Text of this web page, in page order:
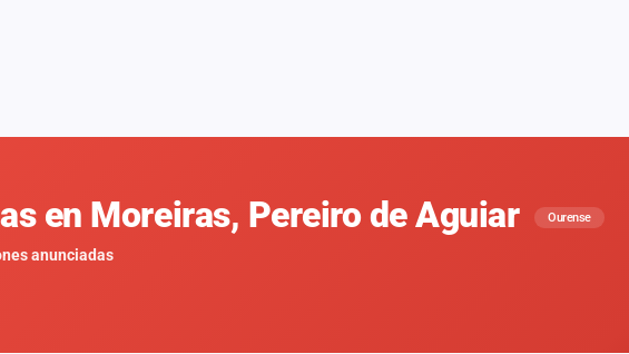
en Moreiras, Pereiro de Aguiar Ourense
anunciadas